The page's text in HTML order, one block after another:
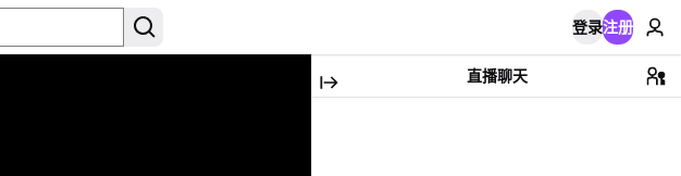
登录注册
直播聊天